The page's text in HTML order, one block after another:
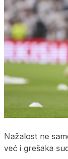
Nažalost ne
već i grešaka